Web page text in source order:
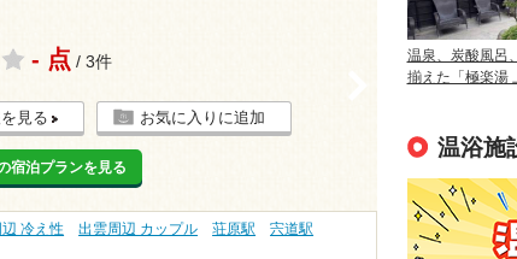
- 点 / 3件
見る お気に入りに追加
宿泊プランを見る
冷え性 出雲周辺 カップル 荘原駅
宍道駅
温泉、炭酸風呂
揃えた「極楽湯
温浴施